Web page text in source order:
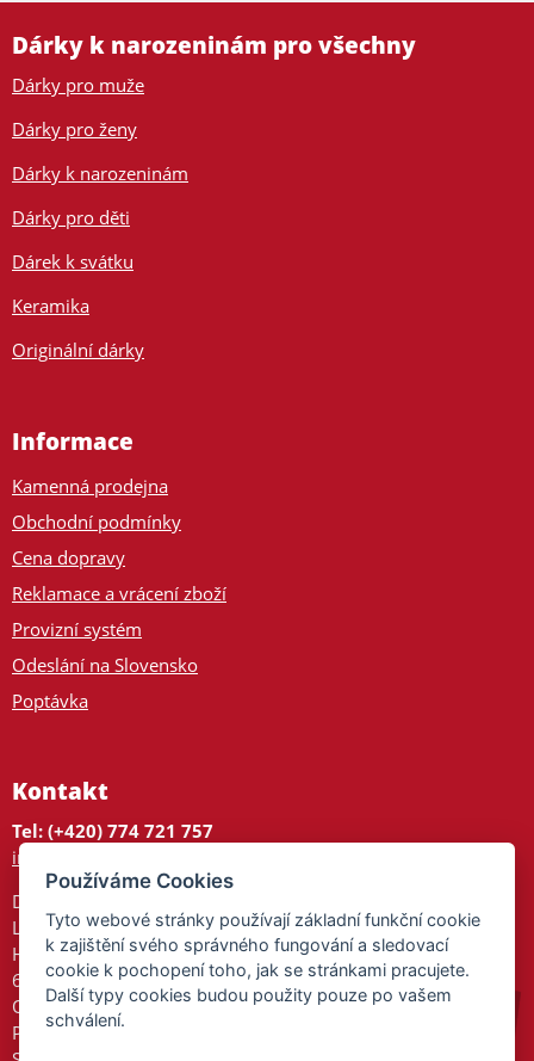
Dárky k narozeninám pro všechny
Dárky pro muže
Dárky pro ženy
Dárky k narozeninám
Dárky pro děti
Dárek k svátku
Keramika
Originální dárky
Informace
Kamenná prodejna
Obchodní podmínky
Cena dopravy
Reklamace a vrácení zboží
Provizní systém
Odeslání na Slovensko
Poptávka
Kontakt
Tel: (+420) 774 721 757
info@tajnedarky.cz
Dárkové centrum
Legionářů 2
Hodonín
695 01
Otevřeno:
Po-Pá 9-17
Používáme Cookies
Tyto webové stránky používají základní funkční cookie
k zajištění svého správného fungování a sledovací
cookie k pochopení toho, jak se stránkami pracujete.
Další typy cookies budou použity pouze po vašem
schválení.